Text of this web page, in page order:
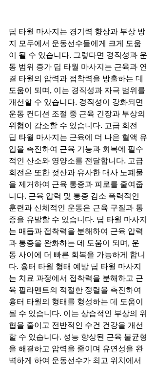
딥 타월 마사지는 경기력 향상과 부상 방
지 모두에서 운동선수들에게 크게 도움
이 될 수 있습니다. 그렇다면 경직성과 운
동 범위 증가 딥 타월 마사지는 근육과 연
결 타월의 압력과 접착력을 방출하는 데
도움이 되며, 이는 경직성과 자극 범위를
개선할 수 있습니다. 경직성이 강화되면
운동 컨디션 조절 중 근육 긴장과 부상의
위협이 감소할 수 있습니다. 고급 회전
딥 타월 마사지는 근육에 더 나은 혈액 유
입을 촉진하여 근육 기능과 회복에 필수
적인 산소와 영양소를 전달합니다. 고급
회전은 또한 젖산과 유사한 대사 노폐물
을 제거하여 근육 통증과 피로를 줄여줍
니다. 근육 압력 및 통증 감소 폭력적인
훈련과 신체적인 운동은 근육 구질과 통
증을 유발할 수 있습니다. 딥 타월 마사지
는 매듭과 접착력을 분해하여 근육 압력
과 통증을 완화하는 데 도움이 되며, 운
동 사이에 더 빠른 회복을 가능하게 합니
다. 흉터 타월 형태 예방 딥 타월 마사지
는 치료 과정에서 접착력을 분해하고 근
육 필라멘트의 적절한 정렬을 촉진하여
흉터 타월의 형태를 형성하는 데 도움이
될 수 있습니다. 이는 상습적인 부상의 위
협을 줄이고 전반적인 수건 건강을 개선
할 수 있습니다. 성능 향상된 근육 불균형
을 해결하고 압력을 줄이며 유연성을 완
벽하게 하여 운동선수가 최고 위치에서